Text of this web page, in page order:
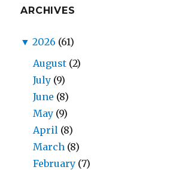
ARCHIVES
▼ 2026 (61)
August (2)
July (9)
June (8)
May (9)
April (8)
March (8)
February (7)